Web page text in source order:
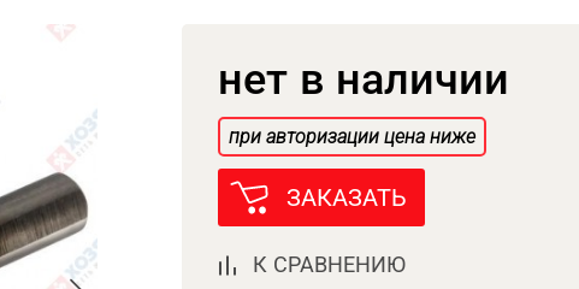
нет в наличии
при авторизации цена ниже
ЗАКАЗАТЬ
К СРАВНЕНИЮ